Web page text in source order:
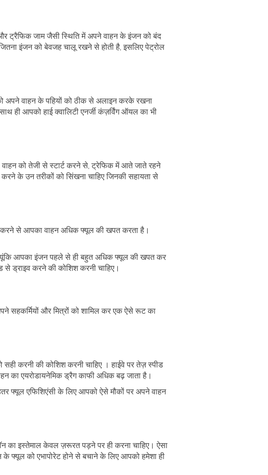
ट्रैफिक जाम जैसी स्थिति में अपने वाहन के इंजन को बंद
इंजन को बेवजह चालू रखने से होती है, इसलिए पेट्रोल
अपने वाहन के पहियों को ठीक से अलाइन करके रखना
ही आपको हाई क्वालिटी एनर्जी कंज़र्विंग ऑयल का भी
को तेजी से स्टार्ट करने से, ट्रेफिक में आते जाते रहने
के उन तरीकों को सिंखना चाहिए जिनकी सहायता से
करने से आपका वाहन अधिक फ्यूल की खपत करता है।
आपका इंजन पहले से ही बहुत अधिक फ्यूल की खपत कर
ड्राइव करने की कोशिश करनी चाहिए।
और मित्रों को शामिल कर एक ऐसे रूट का
करनी की कोशिश करनी चाहिए । हाईवे पर तेज़ स्पीड
का एयरोडायनेमिक ड्रैग काफी अधिक बढ़ जाता है।
फ्यूल एफिशिएंसी के लिए आपको ऐसे मौकों पर अपने वाहन
इस्तेमाल केवल ज़रूरत पड़ने पर ही करना चाहिए। ऐसा
को एभापोरेट होने से बचाने के लिए आपको हमेशा ही